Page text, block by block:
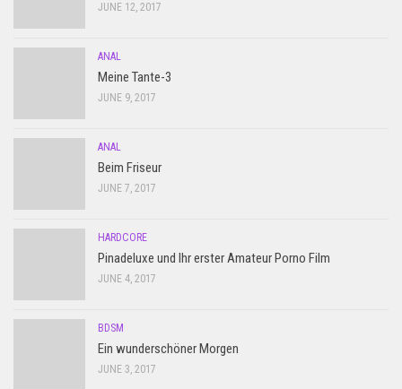
JUNE 12, 2017
ANAL
Meine Tante-3
JUNE 9, 2017
ANAL
Beim Friseur
JUNE 7, 2017
HARDCORE
Pinadeluxe und Ihr erster Amateur Porno Film
JUNE 4, 2017
BDSM
Ein wunderschöner Morgen
JUNE 3, 2017